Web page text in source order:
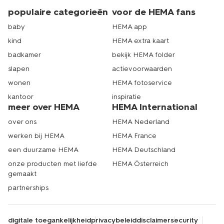
populaire categorieën
baby
kind
badkamer
slapen
wonen
kantoor
voor de HEMA fans
HEMA app
HEMA extra kaart
bekijk HEMA folder
actievoorwaarden
HEMA fotoservice
inspiratie
meer over HEMA
over ons
werken bij HEMA
een duurzame HEMA
onze producten met liefde
gemaakt
partnerships
HEMA International
HEMA Nederland
HEMA France
HEMA Deutschland
HEMA Österreich
digitale toegankelijkheidprivacybeleiddisclaimersecurity